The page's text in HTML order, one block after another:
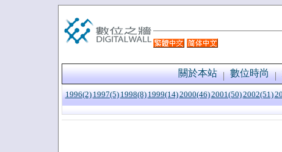
關於本站 數位時尚
1996(2) 1997(5) 1998(8) 1999(14)2000(46)2001(50)2002(51)